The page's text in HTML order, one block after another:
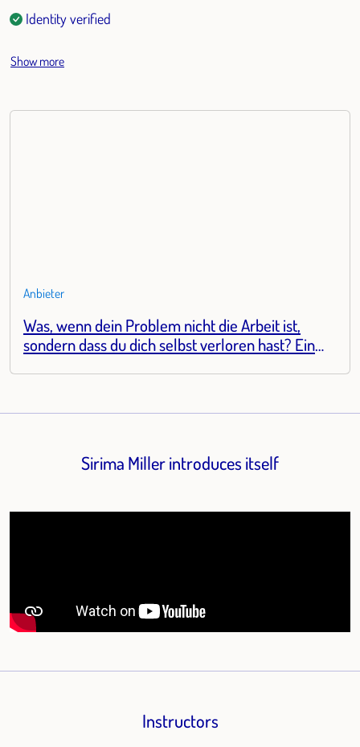
Show more
Identity verified
Anbieter
Was, wenn dein Problem nicht die Arbeit ist,
sondern dass du dich selbst verloren hast? Ein
Sirima Miller introduces itself
Instructors